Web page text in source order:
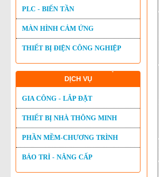
PLC - BIẾN TẦN
MÀN HÌNH CẢM ỨNG
THIẾT BỊ ĐIỆN CÔNG NGHIỆP
DỊCH VỤ
GIA CÔNG - LẮP ĐẶT
THIẾT BỊ NHÀ THÔNG MINH
PHẦN MỀM-CHƯƠNG TRÌNH
BẢO TRÌ - NÂNG CẤP